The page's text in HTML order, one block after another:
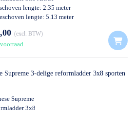
lengte: 2.35 meter
lengte: 5.13 meter
excl. BTW
Supreme 3-delige reformladder 3x8 sporten
Supreme
3x8